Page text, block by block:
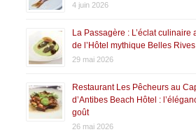
4 juin 2026
La Passagère : L’éclat
de l’Hôtel mythique Belles Rives
29 mai 2026
Restaurant Les Pêcheurs au
d’Antibes Beach Hôtel :
goût
26 mai 2026